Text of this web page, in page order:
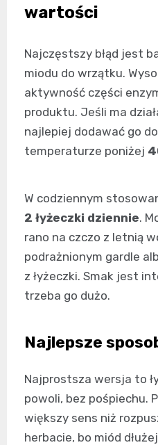
wartości
Najczęstszy błąd jest
miodu do wrzątku.
aktywność części
produktu. Jeśli ma
najlepiej dodawać go
temperaturze poniżej
W codziennym
2 łyżeczki dziennie.
rano na czczo z letnią
podrażnionym gardle
z łyżeczki. Smak jest
trzeba go dużo.
Najlepsze
Najprostsza wersja to
powoli, bez pośpiechu.
większy sens niż
herbacie, bo miód